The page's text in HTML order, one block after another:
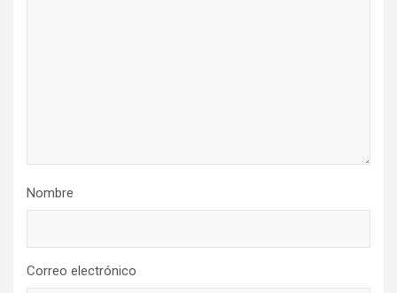
Nombre
Correo electrónico